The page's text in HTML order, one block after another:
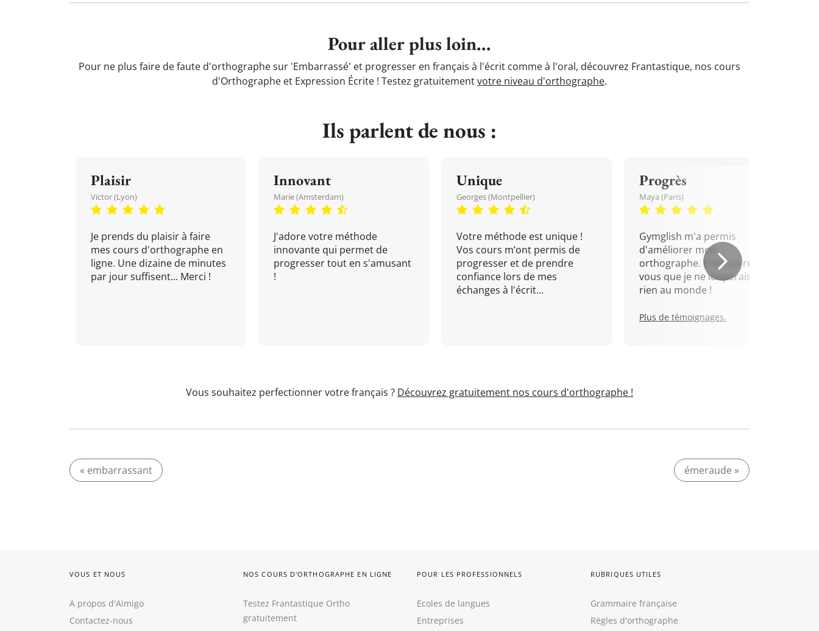
Pour aller plus loin...
Pour ne plus faire de faute d'orthographe sur 'Embarrassé' et progresser en français à l'écrit comme à l'oral, découvrez Frantastique, nos cours
d'Orthographe et Expression Écrite ! Testez gratuitementvotre niveau d'orthographe.
Ils parlent de nous :
Plaisir
Victor (Lyon)
Je prends du plaisir à faire
mes cours d'orthographe en
ligne. Une dizaine de minutes
par jour suffisent... Merci !
Innovant
Marie (Amsterdam)
J'adore votre méthode
innovante qui permet de
progresser tout en s'amusant
!
Unique
Georges (Montpellier)
Votre méthode est unique !
Vos cours m’ont permis de
progresser et de prendre
confiance lors de mes
échanges à l'écrit...
Progrès
Maya (Paris)
Gymglish m'a permis
d'améliorer mon
orthographe. C'est un rendez-
vous que je ne louperais pour
rien au monde !
Plus de témoignages.
Vous souhaitez perfectionner votre français ? Découvrez gratuitement nos cours d'orthographe !
« embarrassant émeraude »
VOUS ET NOUS
A propos d'Aimigo
Contactez-nous
NOS COURS D'ORTHOGRAPHE EN LIGNE
Testez Frantastique Ortho
gratuitement
POUR LES PROFESSIONNELS
Ecoles de langues
Entreprises
RUBRIQUES UTILES
Grammaire française
Règles d'orthographe